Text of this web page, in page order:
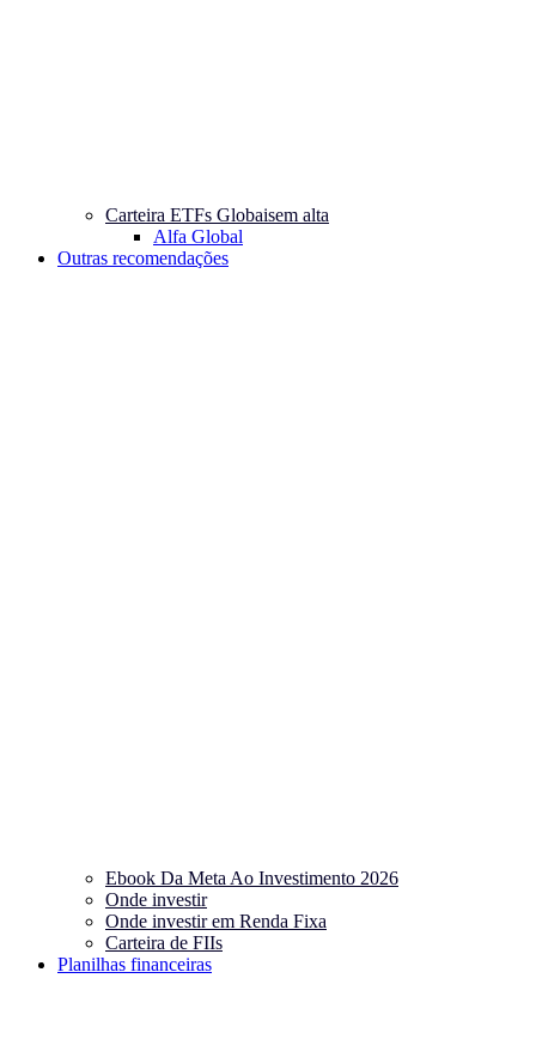
Carteira ETFs Globaisem alta
Alfa Global
Outras recomendações
Ebook Da Meta Ao Investimento 2026
Onde investir
Onde investir em Renda Fixa
Carteira de FIIs
Planilhas financeiras